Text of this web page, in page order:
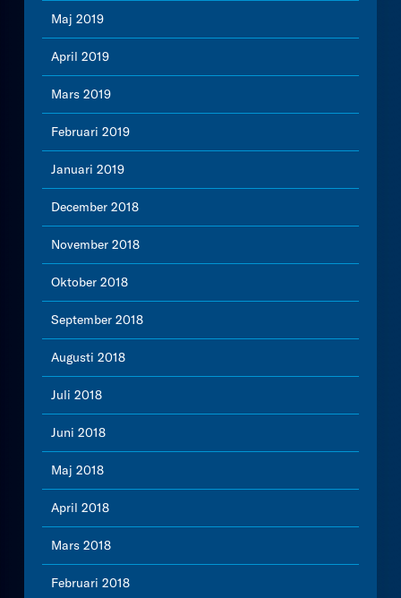
Maj 2019
April 2019
Mars 2019
Februari 2019
Januari 2019
December 2018
November 2018
Oktober 2018
September 2018
Augusti 2018
Juli 2018
Juni 2018
Maj 2018
April 2018
Mars 2018
Februari 2018